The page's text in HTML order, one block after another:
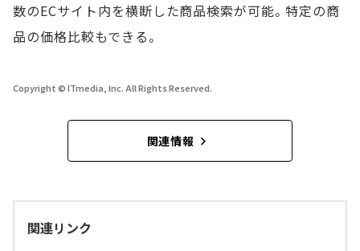
数のECサイト内を横断した商品検索が可能。特定の商
品の価格比較もできる。
Copyright © ITmedia, Inc. All Rights Reserved.
関連情報
関連リンク